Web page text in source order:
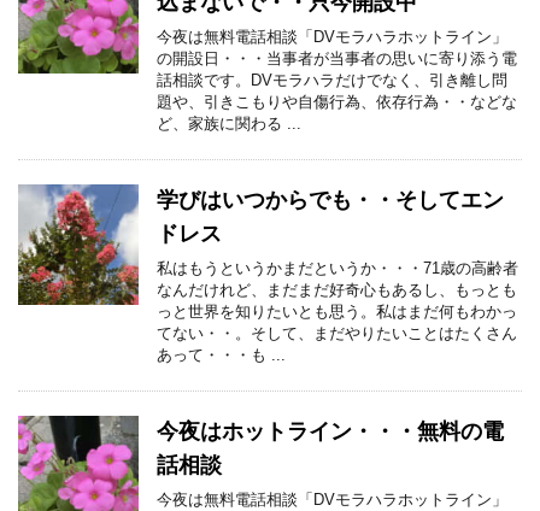
今夜は無料電話相談「DVモラハラホットライン」
の開設日・・・当事者が当事者の思いに寄り添う電
話相談です。DVモラハラだけでなく、引き離し問
題や、引きこもりや自傷行為、依存行為・・などな
ど、家族に関わる ...
学びはいつからでも・・そしてエン
ドレス
私はもうというかまだというか・・・71歳の高齢者
なんだけれど、まだまだ好奇心もあるし、もっとも
っと世界を知りたいとも思う。私はまだ何もわかっ
てない・・。そして、まだやりたいことはたくさん
あって・・・も ...
今夜はホットライン・・・無料の電
話相談
今夜は無料電話相談「DVモラハラホットライン」